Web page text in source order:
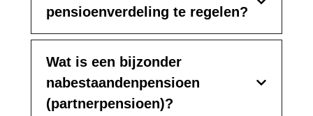
pensioenverdeling te regelen?
Wat is een bijzonder
nabestaandenpensioen
(partnerpensioen)?